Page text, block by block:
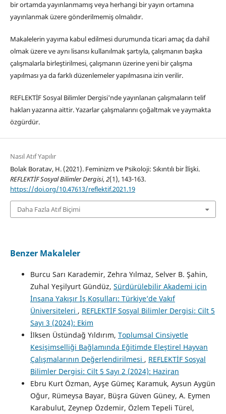
bir ortamda yayınlanmamış veya herhangi bir yayın ortamına
yayınlanmak üzere gönderilmemiş olmalıdır.
Makalelerin yayıma kabul edilmesi durumunda ticari amaç da dahil
olmak üzere ve aynı lisansı kullanılmak şartıyla, çalışmanın başka
çalışmalarla birleştirilmesi, çalışmanın üzerine yeni bir çalışma
yapılması ya da farklı düzenlemeler yapılmasına izin verilir.
REFLEKTİF Sosyal Bilimler Dergisi'nde yayınlanan çalışmaların telif
hakları yazarına aittir. Yazarlar çalışmalarını çoğaltmak ve yaymakta
özgürdür.
Nasıl Atıf Yapılır
Bolak Boratav, H. (2021). Feminizm ve Psikoloji: Sıkıntılı bir İlişki.
REFLEKTİF Sosyal Bilimler Dergisi,2(1), 143-163.
https://doi.org/10.47613/reflektif.2021.19
Daha Fazla Atıf Biçimi
Benzer Makaleler
Burcu Sarı Karademir, Zehra Yılmaz, Selver B. Şahin,
Zuhal Yeşilyurt Gündüz, Sürdürülebilir Akademi için
İnsana Yakışır İş Koşulları: Türkiye’de Vakıf
Üniversiteleri , REFLEKTİF Sosyal Bilimler Dergisi: Cilt 5
Sayı 3 (2024): Ekim
İlksen Üstündağ Yıldırım, Toplumsal Cinsiyetle
Kesişimselliği Bağlamında Eğitimde Eleştirel Hayvan
Çalışmalarının Değerlendirilmesi , REFLEKTİF Sosyal
Bilimler Dergisi: Cilt 5 Sayı 2 (2024): Haziran
Ebru Kurt Özman, Ayşe Gümeç Karamuk, Aysun Aygün
Oğur, Rümeysa Bayar, Büşra Güven Güney, A. Eymen
Karabulut, Zeynep Özdemir, Özlem Tepeli Türel,